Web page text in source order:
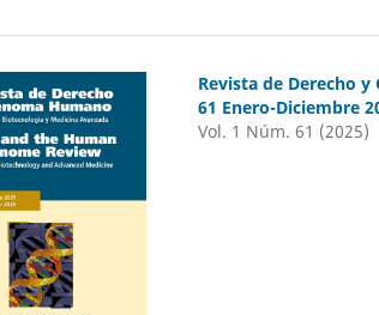
Revista de Derecho
61 Enero-Diciembre
Vol. 1 Núm. 61 (2025)